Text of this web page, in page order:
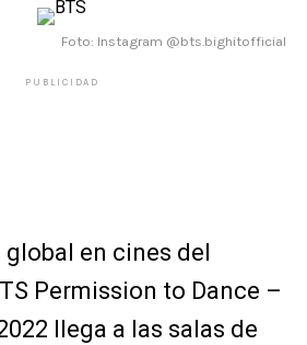
Foto: Instagram @bts.bighitofficial
PUBLICIDAD
en cines del
Permission to Dance –
llega a las salas de